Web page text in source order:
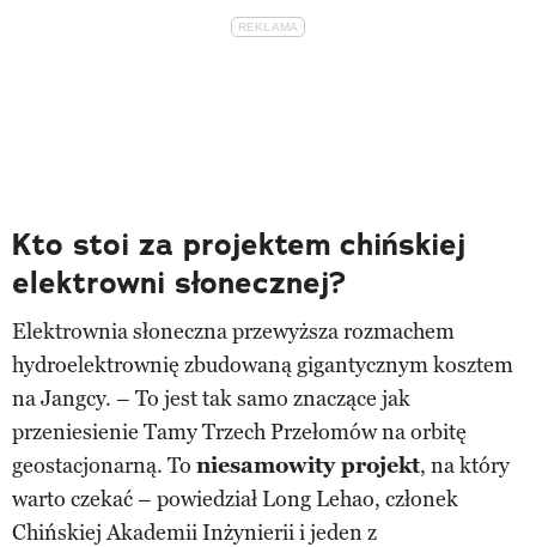
Kto stoi za projektem chińskiej
elektrowni słonecznej?
Elektrownia słoneczna przewyższa rozmachem
hydroelektrownię zbudowaną gigantycznym kosztem
na Jangcy. – To jest tak samo znaczące jak
przeniesienie Tamy Trzech Przełomów na orbitę
geostacjonarną. To niesamowity projekt, na który
warto czekać – powiedział Long Lehao, członek
Chińskiej Akademii Inżynierii i jeden z